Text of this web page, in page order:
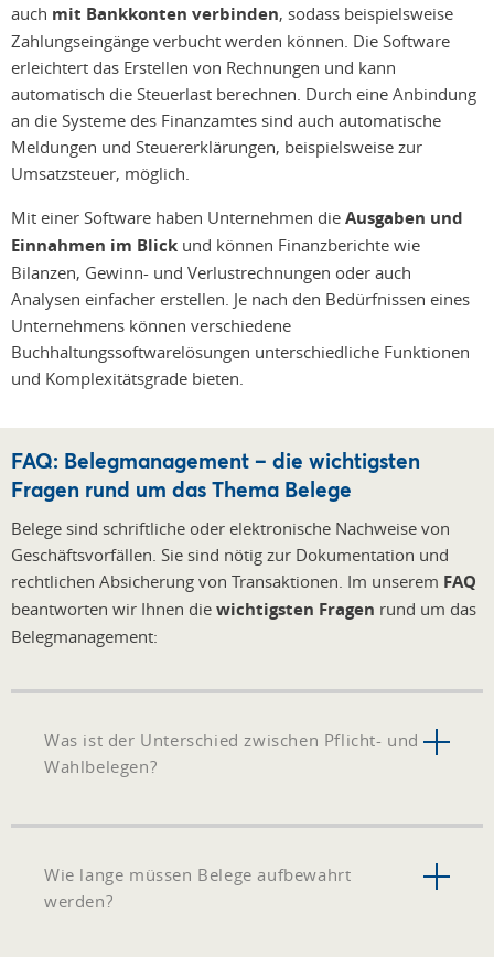
auch mit Bankkonten verbinden, sodass beispielsweise
Zahlungseingänge verbucht werden können. Die Software
erleichtert das Erstellen von Rechnungen und kann
automatisch die Steuerlast berechnen. Durch eine Anbindung
an die Systeme des Finanzamtes sind auch automatische
Meldungen und Steuererklärungen, beispielsweise zur
Umsatzsteuer, möglich.
Mit einer Software haben Unternehmen die Ausgaben und
Einnahmen im Blick und können Finanzberichte wie
Bilanzen, Gewinn- und Verlustrechnungen oder auch
Analysen einfacher erstellen. Je nach den Bedürfnissen eines
Unternehmens können verschiedene
Buchhaltungssoftwarelösungen unterschiedliche Funktionen
und Komplexitätsgrade bieten.
FAQ: Belegmanagement – die wichtigsten
Fragen rund um das Thema Belege
Belege sind schriftliche oder elektronische Nachweise von
Geschäftsvorfällen. Sie sind nötig zur Dokumentation und
rechtlichen Absicherung von Transaktionen. Im unserem FAQ
beantworten wir Ihnen die wichtigsten Fragen rund um das
Belegmanagement:
Was ist der Unterschied zwischen Pflicht- und
Wahlbelegen?
Wie lange müssen Belege aufbewahrt
werden?